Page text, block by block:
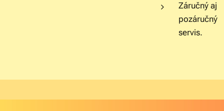
Záručný aj
pozáručný
servis.